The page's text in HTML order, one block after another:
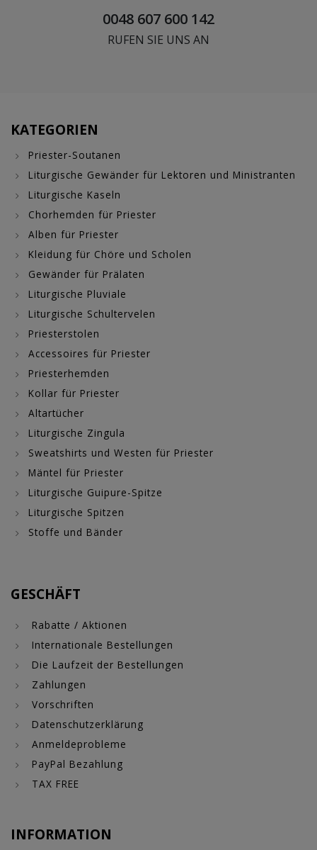
0048 607 600 142
RUFEN SIE UNS AN
KATEGORIEN
Priester-Soutanen
Liturgische Gewänder für Lektoren und Ministranten
Liturgische Kaseln
Chorhemden für Priester
Alben für Priester
Kleidung für Chöre und Scholen
Gewänder für Prälaten
Liturgische Pluviale
Liturgische Schultervelen
Priesterstolen
Accessoires für Priester
Priesterhemden
Kollar für Priester
Altartücher
Liturgische Zingula
Sweatshirts und Westen für Priester
Mäntel für Priester
Liturgische Guipure-Spitze
Liturgische Spitzen
Stoffe und Bänder
GESCHÄFT
Rabatte / Aktionen
Internationale Bestellungen
Die Laufzeit der Bestellungen
Zahlungen
Vorschriften
Datenschutzerklärung
Anmeldeprobleme
PayPal Bezahlung
TAX FREE
INFORMATION